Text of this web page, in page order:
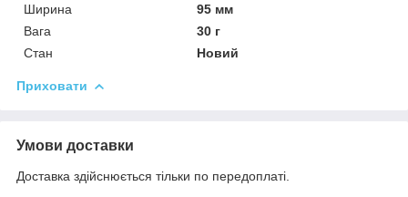
Ширина
95 мм
Вага
30 г
Стан
Новий
Приховати
Умови доставки
Доставка здійснюється тільки по передоплаті.